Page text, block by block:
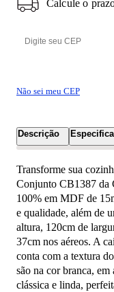
Calcule o
Não sei meu CEP
Descrição
Transforme sua
Conjunto CB1387 da
100% em MDF de
e qualidade, além de
altura, 120cm de
37cm nos aéreos. A
conta com a textura
são na cor branca,
clássica e linda,